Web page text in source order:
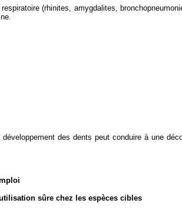
(rhinites, amygdalites,
des dents peut conduire à une
sûre chez les espèces cibles